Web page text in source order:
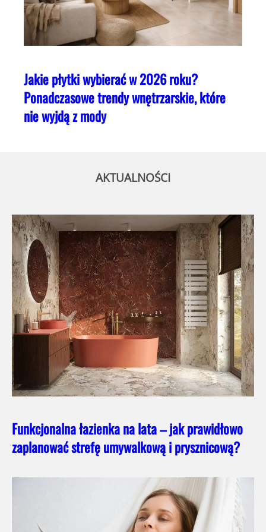
Jakie płytki wybierać w 2026 roku?
Ponadczasowe trendy wnętrzarskie, które
nie wyjdą z mody
AKTUALNOŚCI
Funkcjonalna łazienka na lata – jak prawidłowo
zaplanować strefę umywalkową i prysznicową?